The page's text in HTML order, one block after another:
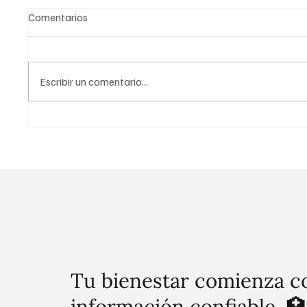
Comentarios
Escribir un comentario...
Tu bienestar comienza